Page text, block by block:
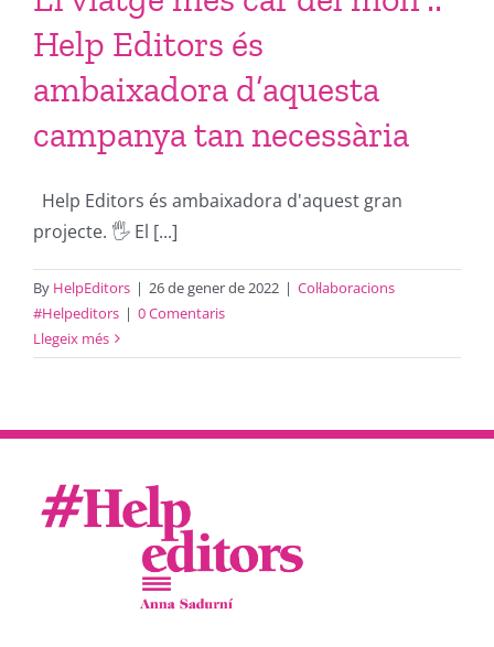
Help Editors és
ambaixadora d’aquesta
campanya tan necessària
Help Editors és ambaixadora d'aquest gran
projecte. 🖐 El [...]
By HelpEditors | 26 de gener de 2022 | Col·laboracions
#Helpeditors | 0 Comentaris
Llegeix més